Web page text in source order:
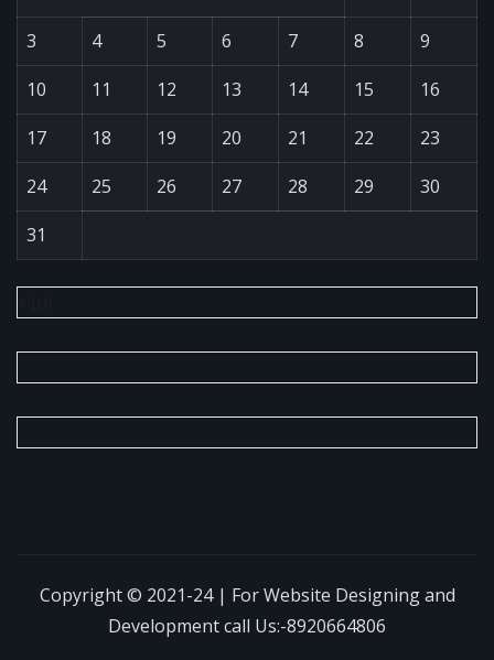
3
4 5 6 7 8
9
10
11 12 13 14 15
16
17
18 19 20 21 22
23
24
25 26 27 28 29
30
31
Copyright © 2021-24 | For Website Designing and
Development call Us:-8920664806